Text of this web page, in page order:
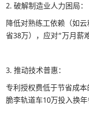
2. 破解制造业人力困局：
降低对熟练工依赖（如
省38万），应对“万月薪
3. 推动技术普惠：
专利授权费低于节省成
脆李轨道车10万投入换年